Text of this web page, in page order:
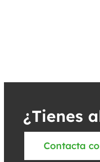
¿Tienes
Contacta